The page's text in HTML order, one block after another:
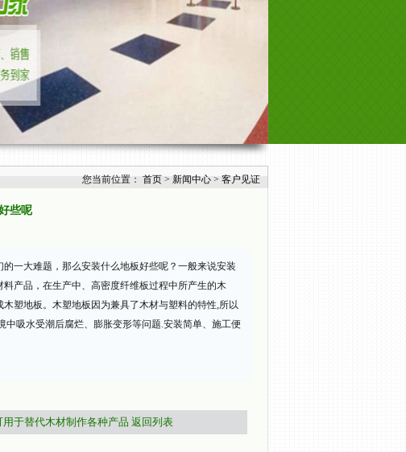
您当前位置： 首页 > 新闻中心 > 客户见证
些呢
一大难题，那么安装什么地板好些呢？一般来说安装
产品，在生产中、高密度纤维板过程中所产生的木
塑地板。木塑地板因为兼具了木材与塑料的特性,所以
吸水受潮后腐烂、膨胀变形等问题.安装简单、施工便
于替代木材制作各种产品 返回列表